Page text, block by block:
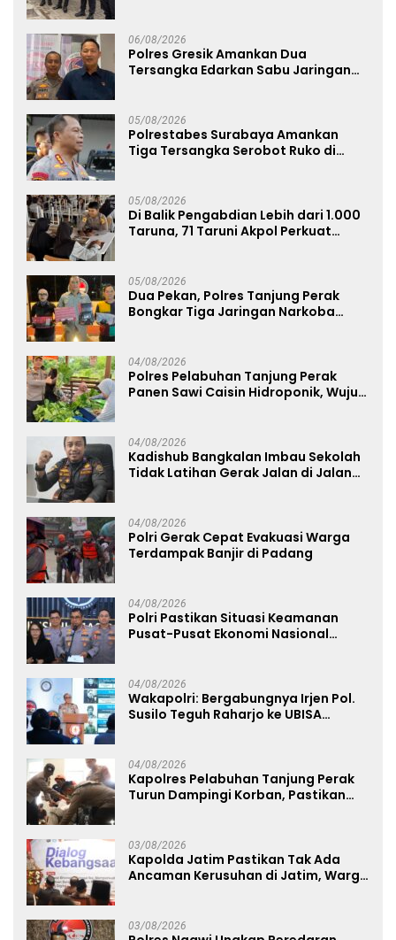
06/08/2026
Polres Gresik Amankan Dua
Tersangka Edarkan Sabu Jaringan
05/08/2026
Polrestabes Surabaya Amankan
Tiga Tersangka Serobot Ruko di
05/08/2026
Di Balik Pengabdian Lebih dari 1.000
Taruna, 71 Taruni Akpol Perkuat
05/08/2026
Dua Pekan, Polres Tanjung Perak
Bongkar Tiga Jaringan Narkoba
04/08/2026
Polres Pelabuhan Tanjung Perak
Panen Sawi Caisin Hidroponik, Wujud
04/08/2026
Kadishub Bangkalan Imbau Sekolah
Tidak Latihan Gerak Jalan di Jalan
04/08/2026
Polri Gerak Cepat Evakuasi Warga
Terdampak Banjir di Padang
04/08/2026
Polri Pastikan Situasi Keamanan
Pusat-Pusat Ekonomi Nasional
04/08/2026
Wakapolri: Bergabungnya Irjen Pol.
Susilo Teguh Raharjo ke UBISA
04/08/2026
Kapolres Pelabuhan Tanjung Perak
Turun Dampingi Korban, Pastikan
03/08/2026
Kapolda Jatim Pastikan Tak Ada
Ancaman Kerusuhan di Jatim, Warga
03/08/2026